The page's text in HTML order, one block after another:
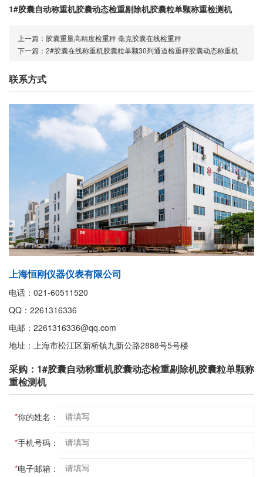
1#胶囊自动称重机胶囊动态检重剔除机胶囊粒单颗称重检测机
上一篇： 胶囊重量高精度检重秤 毫克胶囊在线检重秤
下一篇： 2#胶囊在线称重机胶囊粒单颗30列通道检重秤胶囊动态称重机
联系方式
上海恒刚仪器仪表有限公司
电话：021-60511520
QQ：2261316336
电邮：2261316336@qq.com
地址：上海市松江区新桥镇九新公路2888号5号楼
采购：1#胶囊自动称重机胶囊动态检重剔除机胶囊粒单颗称
重检测机
*你的姓名：
*手机号码：
*电子邮箱：